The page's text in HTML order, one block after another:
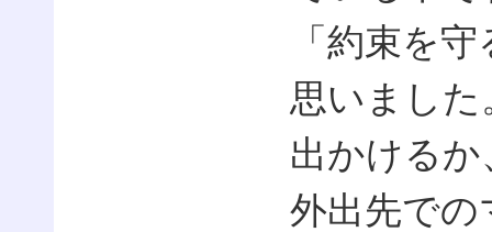
「約束を
思いまし
出かける
外出先での